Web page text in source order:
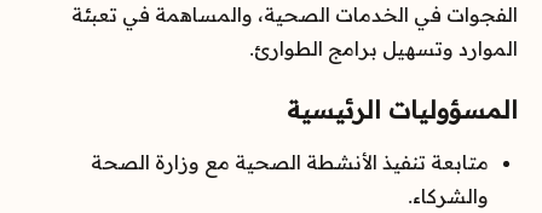
الفجوات في الخدمات الصحية، والمساهمة في تعبئة
الموارد وتسهيل برامج الطوارئ.
المسؤوليات الرئيسية
متابعة تنفيذ الأنشطة الصحية مع وزارة الصحة
والشركاء.